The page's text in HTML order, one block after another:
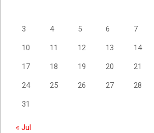
3 4 5 6 7
10 11 12 13 14
17 18 19 20 21
24 25 26 27 28
31
« Jul